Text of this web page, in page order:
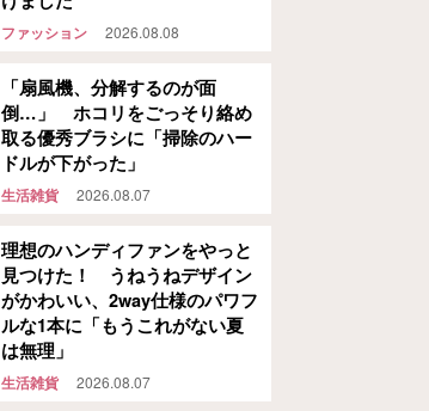
ファッション 2026.08.08
「扇風機、分解するのが面
倒…」 ホコリをごっそり絡め
取る優秀ブラシに「掃除のハー
ドルが下がった」
生活雑貨 2026.08.07
理想のハンディファンをやっと
見つけた！ うねうねデザイン
がかわいい、2way仕様のパワフ
ルな1本に「もうこれがない夏
は無理」
生活雑貨 2026.08.07